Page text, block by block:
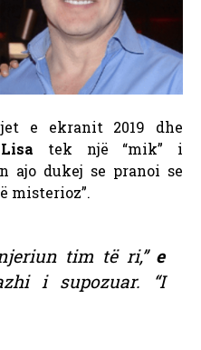
e ekranit 2019 dhe
tek një “mik” i
ajo dukej se pranoi se
misterioz”.
tim të ri,” e
i supozuar. “I